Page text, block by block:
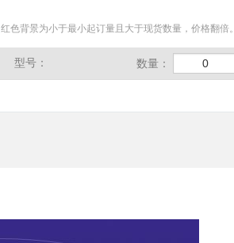
红色背景为小于最小起订量且大于现货数量，价格翻倍。
型号： 数量：